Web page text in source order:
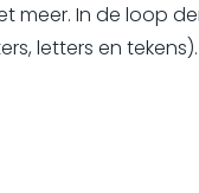
In de loop
letters en